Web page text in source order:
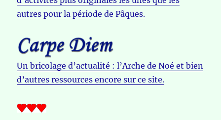
autres pour la période de Pâques.
Un bricolage d’actualité : l’Arche de Noé et bien
d’autres ressources encore sur ce site.